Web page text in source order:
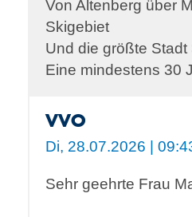
Von Altenberg über
Skigebiet
Und die größte
Eine mindestens 30
VVO
Di, 28.07.2026 |
Sehr geehrte Frau